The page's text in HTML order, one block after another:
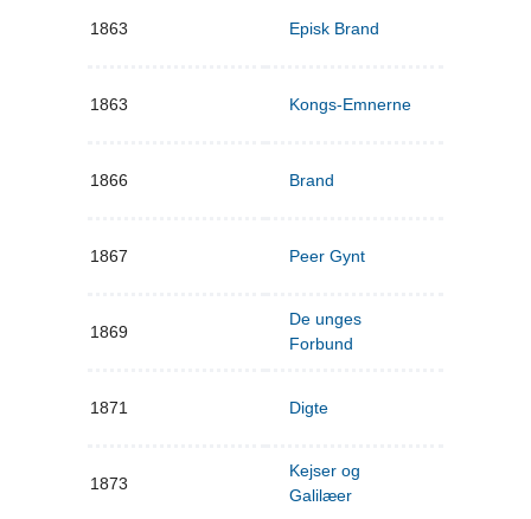
1863 Episk Brand
1863 Kongs-Emnerne
1866 Brand
1867 Peer Gynt
1869
De unges
Forbund
1871 Digte
1873
Kejser og
Galilæer